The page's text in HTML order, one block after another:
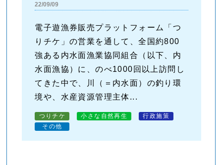
22/09/09
電子遊漁券販売プラットフォーム「つ
りチケ」の営業を通して、全国約800
強ある内水面漁業協同組合（以下、内
水面漁協）に、のべ1000回以上訪問し
てきた中で、川（＝内水面）の釣り環
境や、水産資源管理主体...
つりチケ 小さな自然再生
行政施策
その他